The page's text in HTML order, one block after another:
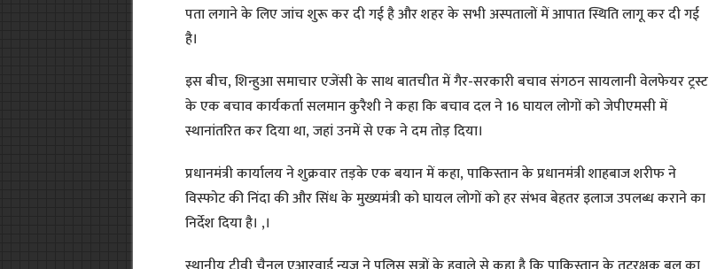
पता लगाने के लिए जांच शुरू कर दी गई है और शहर के सभी अस्पतालों में आपात स्थिति लागू कर दी गई
है।
इस बीच, शिन्हुआ समाचार एजेंसी के साथ बातचीत में गैर-सरकारी बचाव संगठन सायलानी वेलफेयर ट्रस्ट
के एक बचाव कार्यकर्ता सलमान कुरैशी ने कहा कि बचाव दल ने 16 घायल लोगों को जेपीएमसी में
स्थानांतरित कर दिया था, जहां उनमें से एक ने दम तोड़ दिया।
प्रधानमंत्री कार्यालय ने शुक्रवार तड़के एक बयान में कहा, पाकिस्तान के प्रधानमंत्री शाहबाज शरीफ ने
विस्फोट की निंदा की और सिंध के मुख्यमंत्री को घायल लोगों को हर संभव बेहतर इलाज उपलब्ध कराने का
निर्देश दिया है। ,।